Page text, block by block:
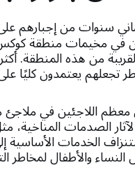
سنوات من إجبارهم على
من هذه المنطقة.
تجعلهم يعتمدون كليًا
اللاجئين في
الصدمات المناخية،
الخدمات الأساسية
والأطفال